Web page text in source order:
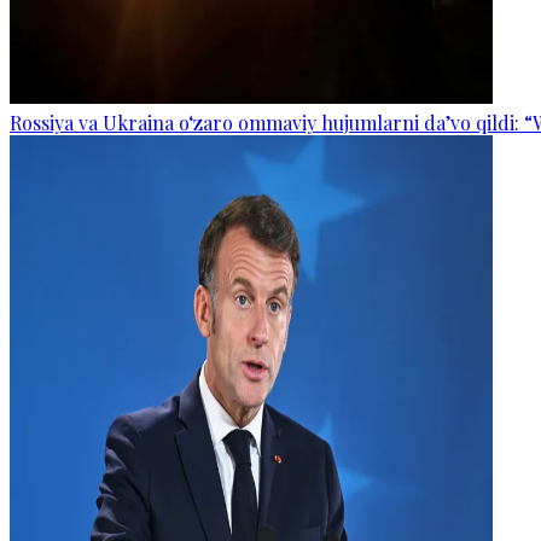
Rossiya va Ukraina o‘zaro ommaviy hujumlarni da’vo qildi: